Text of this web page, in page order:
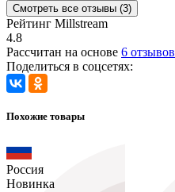
Смотреть все отзывы (3)
Рейтинг Millstream
4.8
Рассчитан на основе 6 отзывов
Поделиться в соцсетях:
Похожие товары
Россия
Новинка